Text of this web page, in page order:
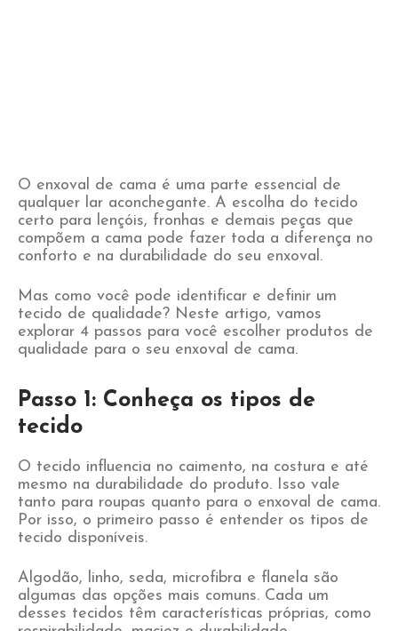
O enxoval de cama é uma parte essencial de
qualquer lar aconchegante. A escolha do tecido
certo para lençóis, fronhas e demais peças que
compõem a cama pode fazer toda a diferença no
conforto e na durabilidade do seu enxoval.
Mas como você pode identificar e definir um
tecido de qualidade? Neste artigo, vamos
explorar 4 passos para você escolher produtos de
qualidade para o seu enxoval de cama.
Passo 1: Conheça os tipos de
tecido
O tecido influencia no caimento, na costura e até
mesmo na durabilidade do produto. Isso vale
tanto para roupas quanto para o enxoval de cama.
Por isso, o primeiro passo é entender os tipos de
tecido disponíveis.
Algodão, linho, seda, microfibra e flanela são
algumas das opções mais comuns. Cada um
desses tecidos têm características próprias, como